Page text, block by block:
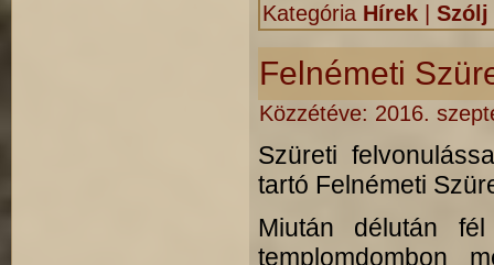
Kategória Hírek Szólj
Felnémeti
Közzétéve: 2016.
Szüreti
tartó Felnémeti
Miután délután
templomdombon